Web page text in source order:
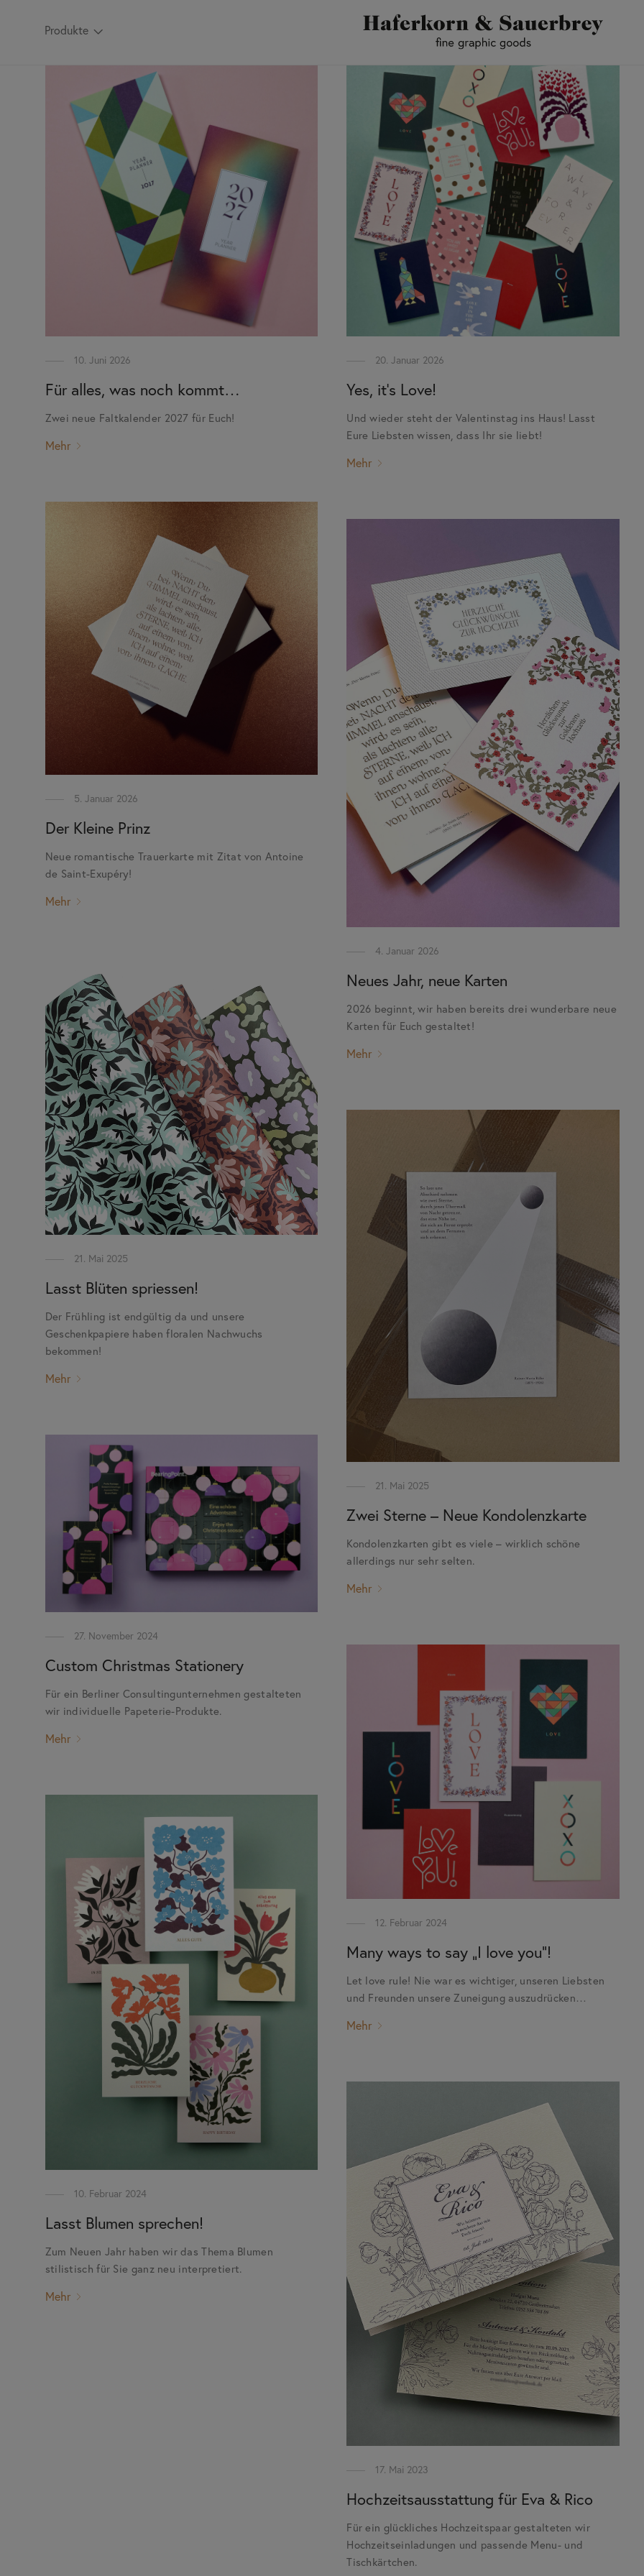
Produkte
10. Juni 2026
Für alles, was noch kommt…
Zwei neue Faltkalender 2027 für Euch!
Mehr
20. Januar 2026
Yes, it’s Love!
Und wieder steht der Valentinstag ins Haus! Lasst
Eure Liebsten wissen, dass Ihr sie liebt!
Mehr
5. Januar 2026
Der Kleine Prinz
Neue romantische Trauerkarte mit Zitat von Antoine
de Saint-Exupéry!
Mehr
4. Januar 2026
Neues Jahr, neue Karten
2026 beginnt, wir haben bereits drei wunderbare neue
Karten für Euch gestaltet!
Mehr
21. Mai 2025
Lasst Blüten spriessen!
Der Frühling ist endgültig da und unsere
Geschenkpapiere haben floralen Nachwuchs
bekommen!
Mehr
21. Mai 2025
Zwei Sterne – Neue Kondolenzkarte
Kondolenzkarten gibt es viele – wirklich schöne
allerdings nur sehr selten.
Mehr
27. November 2024
Custom Christmas Stationery
Für ein Berliner Consultingunternehmen gestalteten
wir individuelle Papeterie-Produkte.
Mehr
12. Februar 2024
Many ways to say „I love you“!
Let love rule! Nie war es wichtiger, unseren Liebsten
und Freunden unsere Zuneigung auszudrücken…
Mehr
10. Februar 2024
Lasst Blumen sprechen!
Zum Neuen Jahr haben wir das Thema Blumen
stilistisch für Sie ganz neu interpretiert.
Mehr
17. Mai 2023
Hochzeitsausstattung für Eva & Rico
Für ein glückliches Hochzeitspaar gestalteten wir
Hochzeitseinladungen und passende Menu- und
Tischkärtchen.